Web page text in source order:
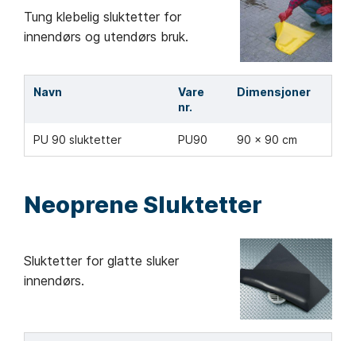
Tung klebelig sluktetter for
innendørs og utendørs bruk.
Navn
Vare
nr.
Dimensjoner
PU 90 sluktetter PU90 90 x 90 cm
Neoprene Sluktetter
Sluktetter for glatte sluker
innendørs.